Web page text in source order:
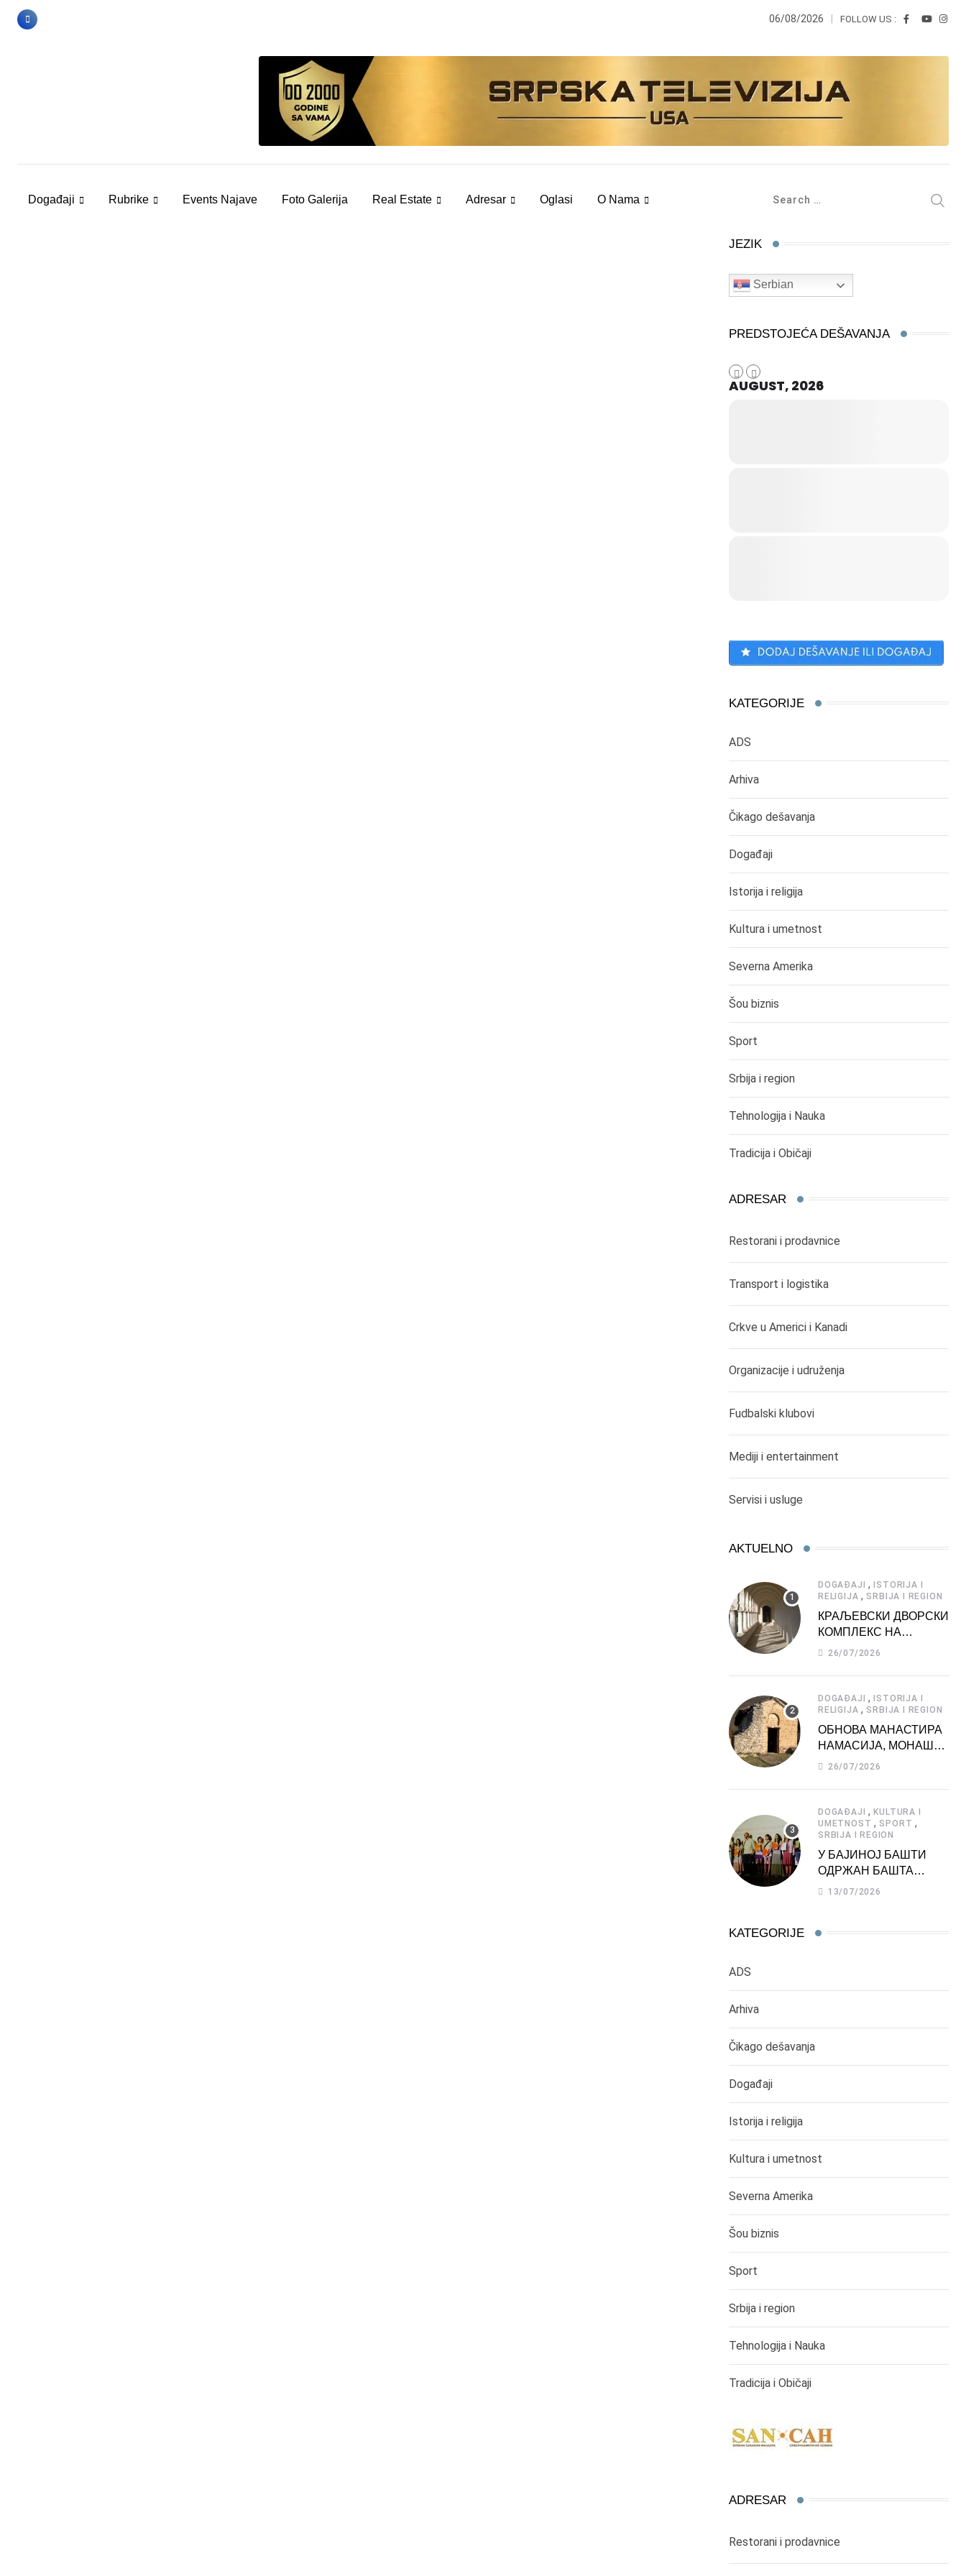
Skip
06/08/2026 FOLLOW US :
Događaji Rubrike Events Najave Foto Galerija Real Estate Adresar Oglasi O Nama
JEZIK
Serbian
PREDSTOJEĆA DEŠAVANJA
AUGUST, 2026
KATEGORIJE
ADS
Arhiva
Čikago dešavanja
Događaji
Istorija i religija
Kultura i umetnost
Severna Amerika
Šou biznis
Sport
Srbija i region
Tehnologija i Nauka
Tradicija i Običaji
ADRESAR
Restorani i prodavnice
Transport i logistika
Crkve u Americi i Kanadi
Organizacije i udruženja
Fudbalski klubovi
Mediji i entertainment
Servisi i usluge
AKTUELNO
DOGAĐAJI ,ISTORIJA I
RELIGIJA , SRBIJA I REGION
КРАЉЕВСКИ ДВОРСКИ
КОМПЛЕКС НА
ДЕДИЊУ –
АТРАКЦИЈА
26/07/2026
DOGAĐAJI ,ISTORIJA I
RELIGIJA , SRBIJA I REGION
ОБНОВА МАНАСТИРА
НАМАСИЈА, МОНАШКЕ
ЗАДУЖБИНЕ
26/07/2026
DOGAĐAJI ,KULTURA I
UMETNOST , SPORT ,
SRBIJA I REGION
У БАЈИНОЈ БАШТИ
ОДРЖАН БАШТА
ФЕСТ 2026
13/07/2026
KATEGORIJE
ADS
Arhiva
Čikago dešavanja
Događaji
Istorija i religija
Kultura i umetnost
Severna Amerika
Šou biznis
Sport
Srbija i region
Tehnologija i Nauka
Tradicija i Običaji
ADRESAR
Restorani i prodavnice